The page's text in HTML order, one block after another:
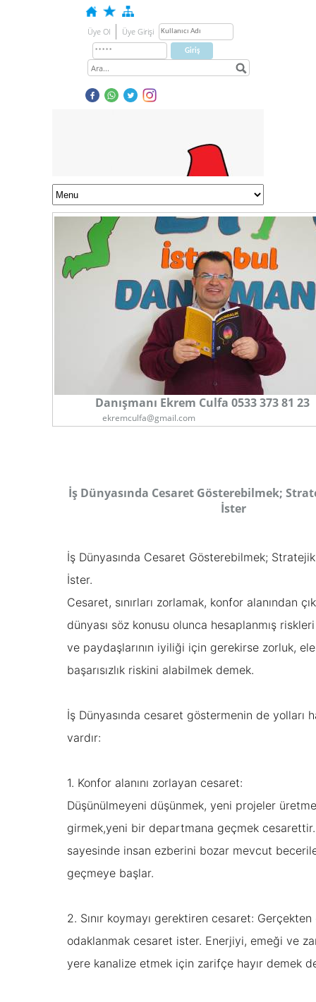
Üye Ol Üye Girişi
Danışmanı Ekrem Culfa 0533 373 81 23
ekremculfa@gmail.com
İş Dünyasında Cesaret Gösterebilmek;
İster
İş Dünyasında Cesaret Gösterebilmek;
İster.
Cesaret, sınırları zorlamak, konfor alanından
dünyası söz konusu olunca hesaplanmış
ve paydaşlarının iyiliği için gerekirse zorluk,
başarısızlık riskini alabilmek demek.
İş Dünyasında cesaret göstermenin de yolları
vardır:
1. Konfor alanını zorlayan cesaret:
Düşünülmeyeni düşünmek, yeni projeler
girmek,yeni bir departmana geçmek
sayesinde insan ezberini bozar mevcut
geçmeye başlar.
2. Sınır koymayı gerektiren cesaret: Gerçekten
odaklanmak cesaret ister. Enerjiyi, emeği ve
yere kanalize etmek için zarifçe hayır demek